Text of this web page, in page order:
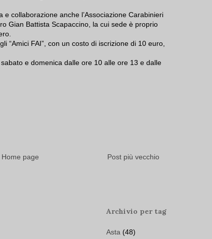
collaborazione anche l’Associazione Carabinieri
Gian Battista Scapaccino, la cui sede è proprio
“Amici FAI”, con un costo di iscrizione di 10 euro,
e domenica dalle ore 10 alle ore 13 e dalle
Post più vecchio
Home page
Archivio per tag
Asta (48)